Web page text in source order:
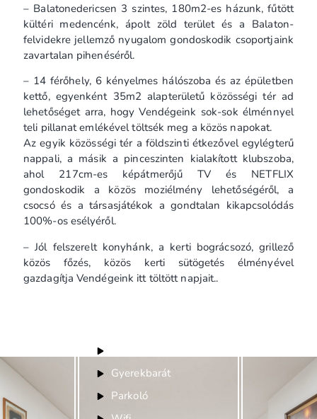
– Balatonedericsen 3 szintes, 180m2-es házunk, fűtött
kültéri medencénk, ápolt zöld terület és a Balaton-
felvidekre jellemző nyugalom gondoskodik csoportjaink
zavartalan pihenéséről.
– 14 férőhely, 6 kényelmes hálószoba és az épületben
kettő, egyenként 35m2 alapterületű közösségi tér ad
lehetőséget arra, hogy Vendégeink sok-sok élménnyel
teli pillanat emlékével töltsék meg a közös napokat.
Az egyik közösségi tér a földszinti étkezővel egylégterű
nappali, a másik a pinceszinten kialakított klubszoba,
ahol 217cm-es képátmerőjű TV és NETFLIX
gondoskodik a közös moziélmény lehetőségéről, a
csocsó és a társasjátékok a gondtalan kikapcsolódás
100%-os esélyéről.
– Jól felszerelt konyhánk, a kerti bográcsozó, grillező
közös főzés, közös kerti sütögetés élményével
gazdagítja Vendégeink itt töltött napjait..
Gyerekbarát
Parkoló